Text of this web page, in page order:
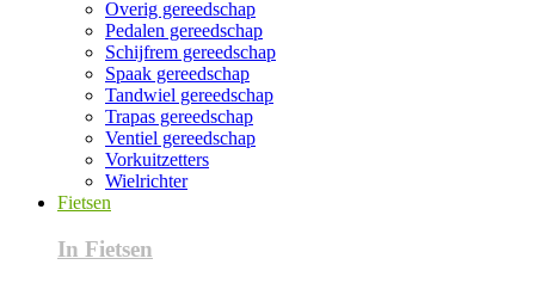
Overig gereedschap
Pedalen gereedschap
Schijfrem gereedschap
Spaak gereedschap
Tandwiel gereedschap
Trapas gereedschap
Ventiel gereedschap
Vorkuitzetters
Wielrichter
Fietsen
In Fietsen